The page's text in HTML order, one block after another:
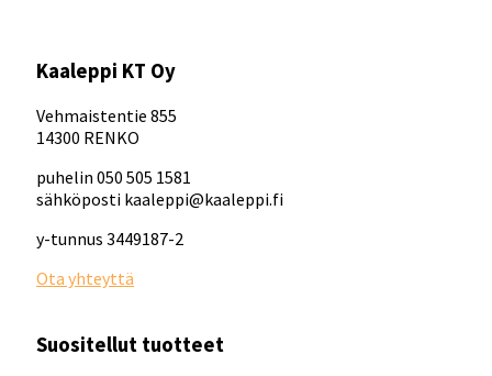
Kaaleppi KT Oy
Vehmaistentie 855
14300 RENKO
puhelin 050 505 1581
sähköposti kaaleppi@kaaleppi.fi
y-tunnus 3449187-2
Ota yhteyttä
Suositellut tuotteet